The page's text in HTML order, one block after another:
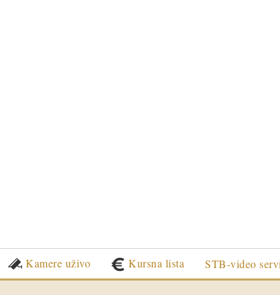
Kamere uživo Kursna lista STB-video